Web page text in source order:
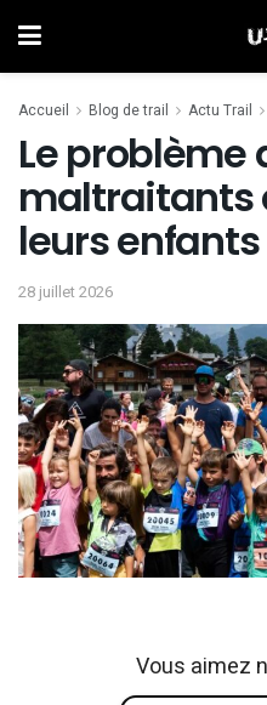
Accueil Blog de trail Actu Trail
Le problème
maltraitants
leurs
28 juillet 2026
Vous aimez